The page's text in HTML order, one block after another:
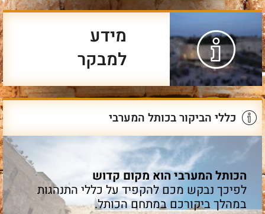
מידע
למבקר
כללי הביקור בכותל המערבי
הכותל המערבי הוא מקום קדוש
לפיכך נבקש מכם להקפיד על כללי התנהגות
במהלך ביקורכם במתחם הכותל.